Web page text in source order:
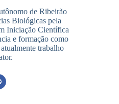
de Ribeirão
Biológicas pela
Iniciação Científica
e formação como
trabalho